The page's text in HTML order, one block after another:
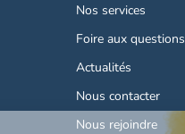
Nos services
Foire aux questions
Actualités
Nous contacter
Nous rejoindre